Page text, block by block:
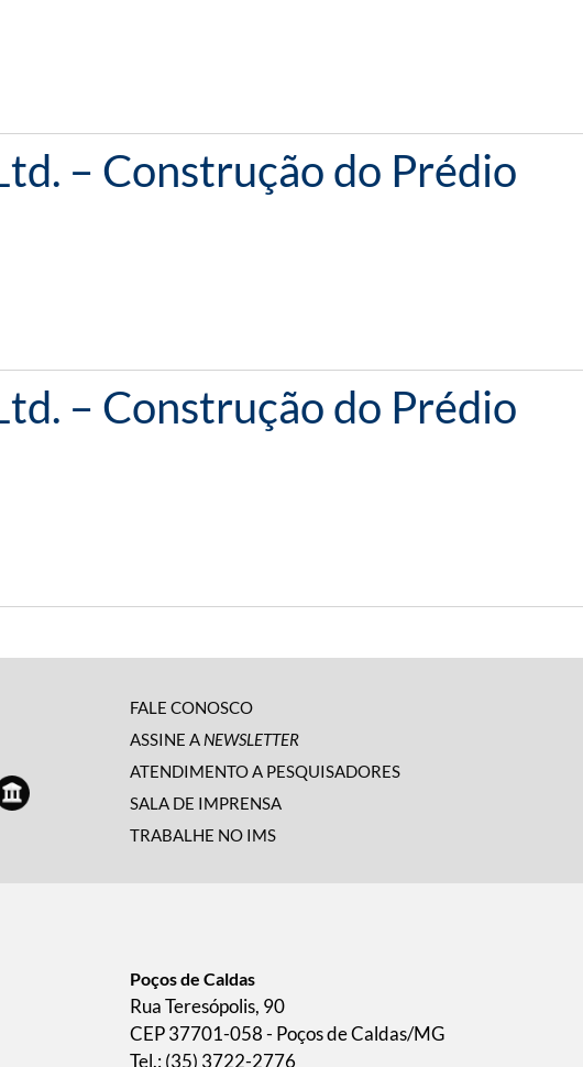
– Construção do Prédio
– Construção do Prédio
FALE CONOSCO
ASSINE A NEWSLETTER
ATENDIMENTO A PESQUISADORES
SALA DE IMPRENSA
TRABALHE NO IMS
Poços de Caldas
Rua Teresópolis, 90
CEP 37701-058 - Poços de Caldas/MG
Tel.: (35) 3722-2776